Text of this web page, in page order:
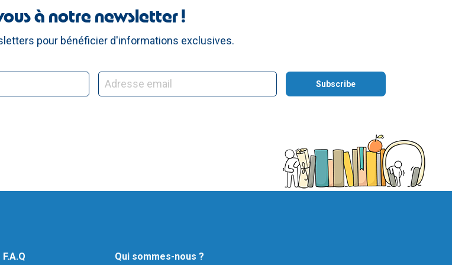
à notre newsletter !
pour bénéficier d'informations exclusives.
F.A.Q Qui sommes-nous ?